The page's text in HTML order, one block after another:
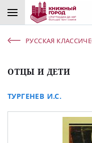
РУССКАЯ
ОТЦЫ И ДЕТИ
ТУРГЕНЕВ И.С.